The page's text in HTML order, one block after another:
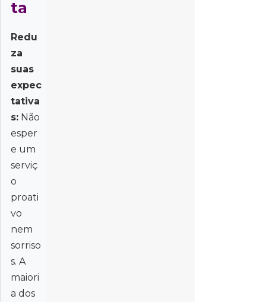
ta
Redu
za
suas
expec
tativa
s: Não
esper
e um
serviç
o
proati
vo
nem
sorriso
s. A
maiori
a dos